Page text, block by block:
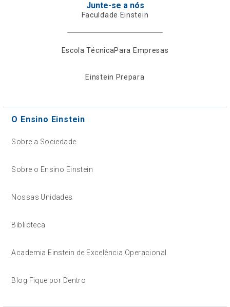
Junte-se a nós
Faculdade Einstein
Escola TécnicaPara Empresas
Einstein Prepara
O Ensino Einstein
Sobre a Sociedade
Sobre o Ensino Einstein
Nossas Unidades
Biblioteca
Academia Einstein de Excelência Operacional
Blog Fique por Dentro